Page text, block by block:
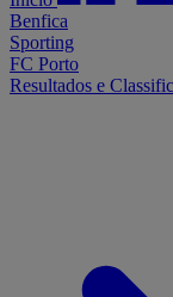
Benfica
Sporting
FC Porto
Resultados e